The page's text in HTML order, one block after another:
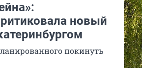
новый
покинуть